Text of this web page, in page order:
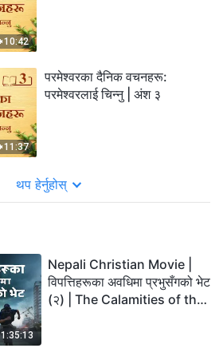
10:42
11:37
परमेश्‍वरका दैनिक वचनहरू:
परमेश्‍वरलाई चिन्‍नु | अंश ३
थप हेर्नुहोस्
1:35:13
Nepali Christian Movie |
विपत्तिहरूका अवधिमा प्रभुसँगको भेट
(२) | The Calamities of the